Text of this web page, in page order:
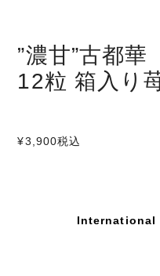
”濃甘”古都
12粒 箱入り
¥3,900税込
International